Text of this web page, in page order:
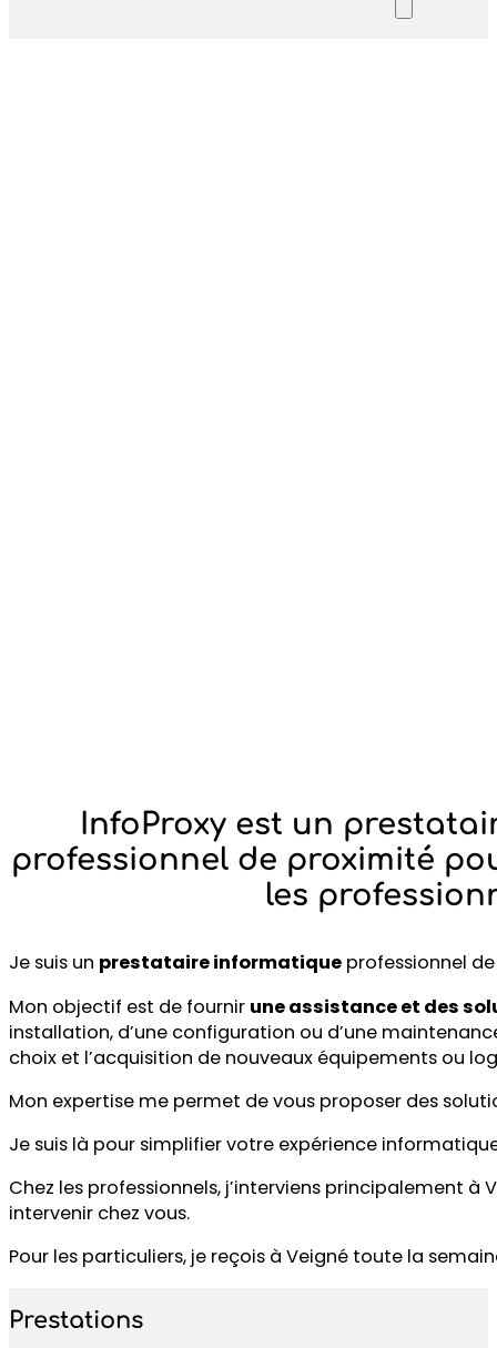
InfoProxy est un
professionnel de proximité
les
Je suis un prestataire informatique professionnel
Mon objectif est de fournir une assistance et des
installation, d’une configuration ou d’une
choix et l’acquisition de nouveaux équipements ou
Mon expertise me permet de vous proposer des
Je suis là pour simplifier votre expérience
Chez les professionnels, j’interviens principalement
intervenir chez vous.
Pour les particuliers, je reçois à Veigné toute la
Prestations